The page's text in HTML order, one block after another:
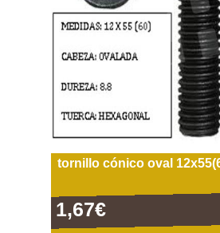
tornillo cónico oval
1,67€